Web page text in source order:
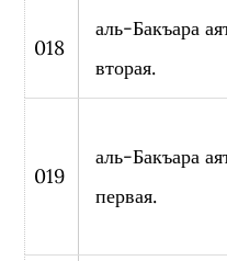
018
аль-Бакъара
вторая.
019
аль-Бакъара
первая.